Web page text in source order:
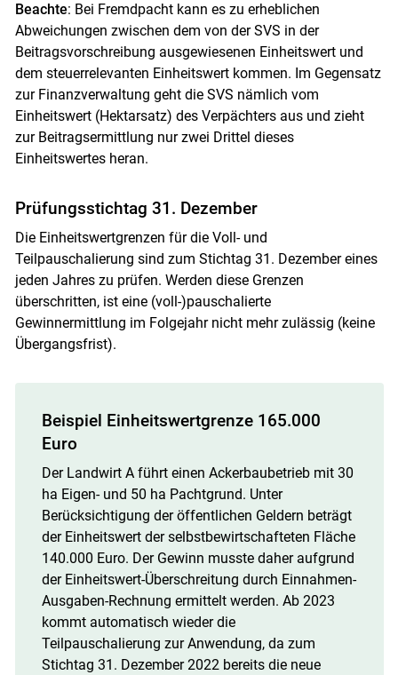
Beachte: Bei Fremdpacht kann es zu erheblichen
Abweichungen zwischen dem von der SVS in der
Beitragsvorschreibung ausgewiesenen Einheitswert und
dem steuerrelevanten Einheitswert kommen. Im Gegensatz
zur Finanzverwaltung geht die SVS nämlich vom
Einheitswert (Hektarsatz) des Verpächters aus und zieht
zur Beitragsermittlung nur zwei Drittel dieses
Einheitswertes heran.
Prüfungsstichtag 31. Dezember
Die Einheitswertgrenzen für die Voll- und
Teilpauschalierung sind zum Stichtag 31. Dezember eines
jeden Jahres zu prüfen. Werden diese Grenzen
überschritten, ist eine (voll-)pauschalierte
Gewinnermittlung im Folgejahr nicht mehr zulässig (keine
Übergangsfrist).
Beispiel Einheitswertgrenze 165.000
Euro
Der Landwirt A führt einen Ackerbaubetrieb mit 30
ha Eigen- und 50 ha Pachtgrund. Unter
Berücksichtigung der öffentlichen Geldern beträgt
der Einheitswert der selbstbewirtschafteten Fläche
140.000 Euro. Der Gewinn musste daher aufgrund
der Einheitswert-Überschreitung durch Einnahmen-
Ausgaben-Rechnung ermittelt werden. Ab 2023
kommt automatisch wieder die
Teilpauschalierung zur Anwendung, da zum
Stichtag 31. Dezember 2022 bereits die neue